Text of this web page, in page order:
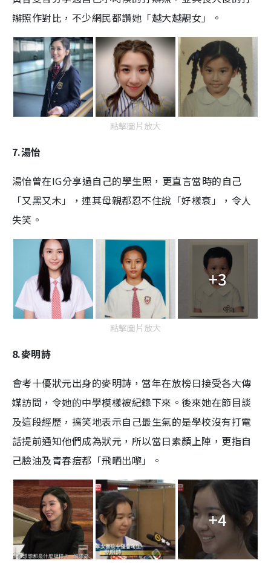
辮照作對比，不少網民都讚她「越大越靚女」。
點擊圖片放大
7.湯怡
湯怡曾在IG分享過自己的學生照，更直言當時的自己
「又黑又木」，連其母親都忍不住說「好樣衰」，令人
失笑。
+3
點擊圖片放大
8.麥明詩
會考十優狀元出身的麥明詩，當年在放榜日接受各大傳
媒訪問，令她的中學模樣被紀錄下來。後來她在節目談
及這段經歷，搞笑地表示自己最生氣的是學校沒有打電
話提前通知他們成為狀元，所以當日素顏上陣，更指自
己臉油及青春痘都「飛晒出嚟」。
+4